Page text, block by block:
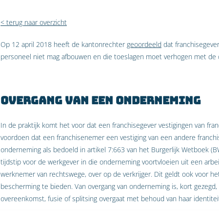
< terug naar overzicht
Op 12 april 2018 heeft de kantonrechtergeoordeelddat
personeel niet mag afbouwen en die toeslagen moet verhogen met de
Overgang van een onderneming
In de praktijk komt het voor dat een franchisegever vestigingen van
voordoen dat een franchisenemer een vestiging van een andere
onderneming als bedoeld in artikel 7:663 van het Burgerlijk Wetboek
tijdstip voor de werkgever in die onderneming voortvloeien uit een
werknemer van rechtswege, over op de verkrijger. Dit geldt ook voor
bescherming te bieden. Van overgang van onderneming is, kort
overeenkomst, fusie of splitsing overgaat met behoud van haar